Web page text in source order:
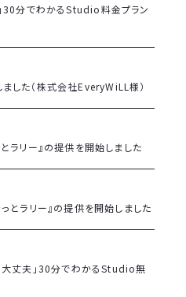
30分でわかるStudio料金プラン
した（株式会社EveryWiLL様）
ラリー』の提供を開始しました
とラリー』の提供を開始しました
大丈夫」30分でわかるStudio無